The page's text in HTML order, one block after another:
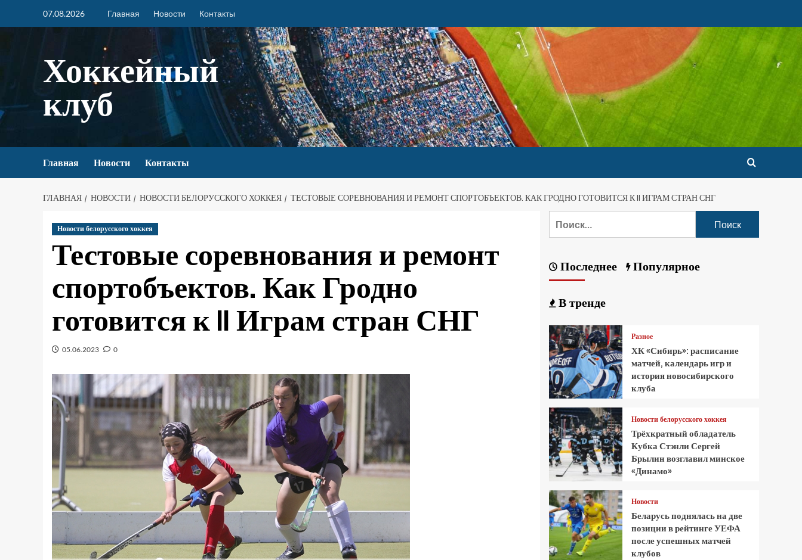
07.08.2026 Главная Новости Контакты
Хоккейный
клуб
Главная Новости Контакты
ГЛАВНАЯ НОВОСТИ НОВОСТИ БЕЛОРУССКОГО ХОККЕЯ ТЕСТОВЫЕ СОРЕВНОВАНИЯ И РЕМОНТ СПОРТОБЪЕКТОВ. КАК ГРОДНО ГОТОВИТСЯ К II ИГРАМ СТРАН СНГ
Новости белорусского хоккея
Тестовые соревнования и ремонт
спортобъектов. Как Гродно
готовится к II Играм стран СНГ
05.06.2023 0
Последнее Популярное
В тренде
Разное
ХК «Сибирь»: расписание
матчей, календарь игр и
история новосибирского
клуба
Новости белорусского хоккея
Трёхкратный обладатель
Кубка Стэнли Сергей
Брылин возглавил минское
«Динамо»
Новости
Беларусь поднялась на две
позиции в рейтинге УЕФА
после успешных матчей
клубов